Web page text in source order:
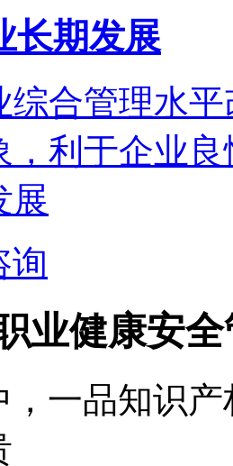
长期发展
综合管理水平
，利于企业良
展
询
健康安全
，一品知识